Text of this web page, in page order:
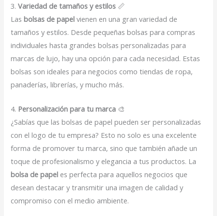
3.Variedad de tamaños y estilos 📏
Lasbolsas de papelvienen en una gran variedad de
tamaños y estilos. Desde pequeñas bolsas para compras
individuales hasta grandes bolsas personalizadas para
marcas de lujo, hay una opción para cada necesidad. Estas
bolsas son ideales para negocios como tiendas de ropa,
panaderías, librerías, y mucho más.
4. Personalización para tu marca 🎨
¿Sabías que las bolsas de papel pueden ser personalizadas
con el logo de tu empresa? Esto no solo es una excelente
forma de promover tu marca, sino que también añade un
toque de profesionalismo y elegancia a tus productos. La
bolsa de papel es perfecta para aquellos negocios que
desean destacar y transmitir una imagen de calidad y
compromiso con el medio ambiente.